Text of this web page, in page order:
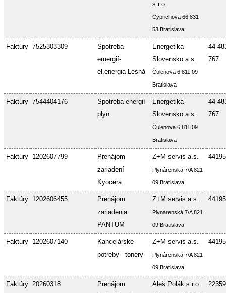
s.r.o.
Cyprichova 66 831
53 Bratislava
Faktúry 7525303309
Spotreba
emergií-
el.energia Lesná
Energetika
Slovensko a.s.
Čulenova 6 811 09
Bratislava
44
767
Faktúry 7544404176
Spotreba energií-
plyn
Energetika
Slovensko a.s.
Čulenova 6 811 09
Bratislava
44
767
Faktúry 1202607799
Prenájom
zariadení
Kyocera
Z+M servis a.s.
Plynárenská 7/A 821
09 Bratislava
Faktúry 1202606455
Prenájom
zariadenia
PANTUM
Z+M servis a.s.
Plynárenská 7/A 821
09 Bratislava
Faktúry 1202607140
Kancelárske
potreby - tonery
Z+M servis a.s.
Plynárenská 7/A 821
09 Bratislava
Faktúry 20260318
Prenájom
Aleš Polák s.r.o.